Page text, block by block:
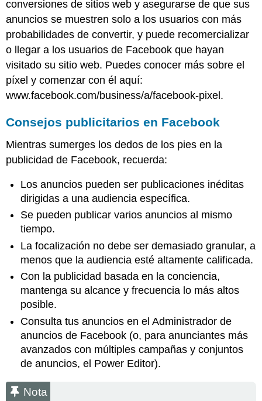
conversiones de sitios web y asegurarse de que sus
anuncios se muestren solo a los usuarios con más
probabilidades de convertir, y puede recomercializar
o llegar a los usuarios de Facebook que hayan
visitado su sitio web. Puedes conocer más sobre el
píxel y comenzar con él aquí:
www.facebook.com/business/a/facebook-pixel.
Consejos publicitarios en Facebook
Mientras sumerges los dedos de los pies en la
publicidad de Facebook, recuerda:
Los anuncios pueden ser publicaciones inéditas
dirigidas a una audiencia específica.
Se pueden publicar varios anuncios al mismo
tiempo.
La focalización no debe ser demasiado granular, a
menos que la audiencia esté altamente calificada.
Con la publicidad basada en la conciencia,
mantenga su alcance y frecuencia lo más altos
posible.
Consulta tus anuncios en el Administrador de
anuncios de Facebook (o, para anunciantes más
avanzados con múltiples campañas y conjuntos
de anuncios, el Power Editor).
Nota